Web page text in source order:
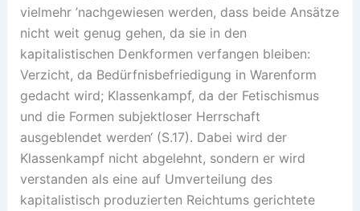
vielmehr ’nachgewiesen werden, dass beide Ansätze
nicht weit genug gehen, da sie in den
kapitalistischen Denkformen verfangen bleiben:
Verzicht, da Bedürfnisbefriedigung in Warenform
gedacht wird; Klassenkampf, da der Fetischismus
und die Formen subjektloser Herrschaft
ausgeblendet werden‘ (S.17). Dabei wird der
Klassenkampf nicht abgelehnt, sondern er wird
verstanden als eine auf Umverteilung des
kapitalistisch produzierten Reichtums gerichtete